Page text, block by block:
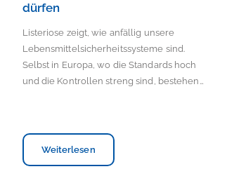
dürfen
Listeriose zeigt, wie anfällig unsere
Lebensmittelsicherheitssysteme sind.
Selbst in Europa, wo die Standards hoch
und die Kontrollen streng sind, bestehen…
Weiterlesen